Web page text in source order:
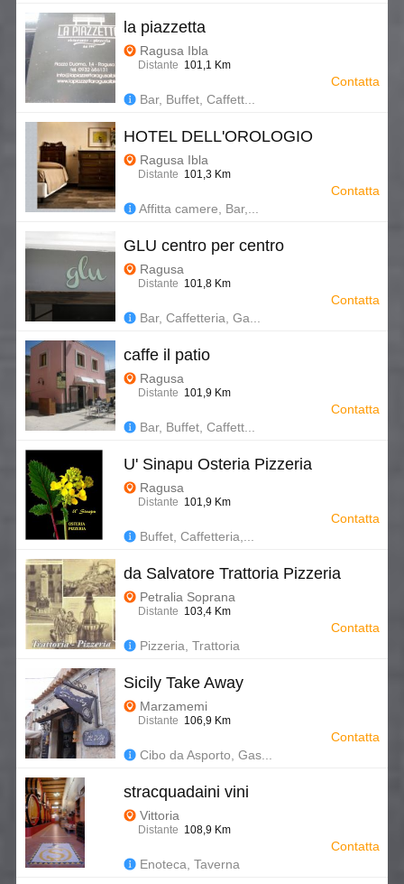
la piazzetta
Ragusa Ibla
Distante 101,1 Km
Bar, Buffet, Caffett...
Contatta
HOTEL DELL'OROLOGIO
Ragusa Ibla
Distante 101,3 Km
Affitta camere, Bar,...
Contatta
GLU centro per centro
Ragusa
Distante 101,8 Km
Bar, Caffetteria, Ga...
Contatta
caffe il patio
Ragusa
Distante 101,9 Km
Bar, Buffet, Caffett...
Contatta
U' Sinapu Osteria Pizzeria
Ragusa
Distante 101,9 Km
Buffet, Caffetteria,...
Contatta
da Salvatore Trattoria Pizzeria
Petralia Soprana
Distante 103,4 Km
Pizzeria, Trattoria
Contatta
Sicily Take Away
Marzamemi
Distante 106,9 Km
Cibo da Asporto, Gas...
Contatta
stracquadaini vini
Vittoria
Distante 108,9 Km
Enoteca, Taverna
Contatta